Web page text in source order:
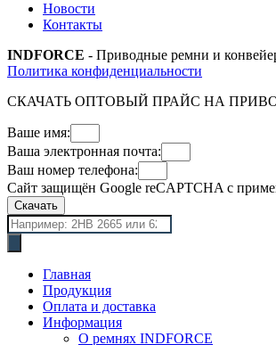
Новости
Контакты
INDFORCE - Приводные ремни и
Политика конфиденциальности
СКАЧАТЬ ОПТОВЫЙ ПРАЙС НА
Ваше имя:
Ваша электронная почта:
Ваш номер телефона:
Сайт защищён Google reCAPTCHA с
Скачать
Поиск
товаров
Главная
Продукция
Оплата и доставка
Информация
О ремнях INDFORCE